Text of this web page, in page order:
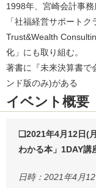
1998年、宮崎会計事
「社福経営サポート
Trust&Wealth
化」にも取り組む。
著書に『未来決算書
ンド版のみ)がある
イベント概要
❏2021年4月12日(
わかる本」1DAY講
日時：2021年4月12